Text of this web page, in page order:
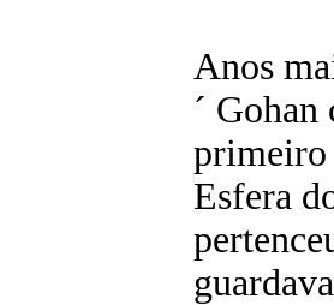
Anos
´ Gohan
primeiro
Esfera